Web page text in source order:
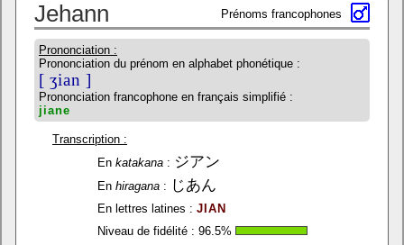
Jehann Prénoms francophones
Prononciation :
Prononciation du prénom en alphabet phonétique :
[ ʒian ]
Prononciation francophone en français simplifié :
jiane
Transcription :
En katakana: ジアン
En hiragana: じあん
En lettres latines : JIAN
Niveau de fidélité : 96.5%